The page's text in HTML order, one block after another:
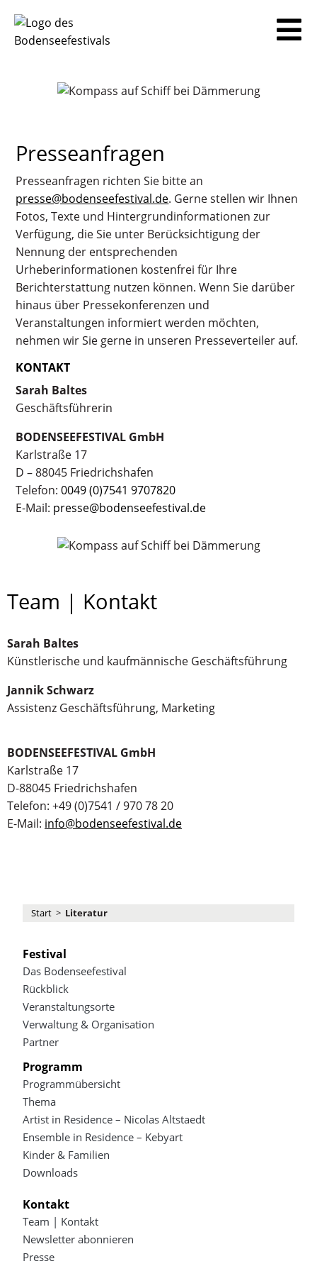
Presseanfragen
Presseanfragen richten Sie bitte an
presse@bodenseefestival.de. Gerne stellen wir Ihnen
Fotos, Texte und Hintergrundinformationen zur
Verfügung, die Sie unter Berücksichtigung der
Nennung der entsprechenden
Urheberinformationen kostenfrei für Ihre
Berichterstattung nutzen können. Wenn Sie darüber
hinaus über Pressekonferenzen und
Veranstaltungen informiert werden möchten,
nehmen wir Sie gerne in unseren Presseverteiler auf.
KONTAKT
Sarah Baltes
Geschäftsführerin
BODENSEEFESTIVAL GmbH
Karlstraße 17
D – 88045 Friedrichshafen
Telefon:0049 (0)7541 9707820
E-Mail: presse@bodenseefestival.de
Team | Kontakt
Sarah Baltes
Künstlerische und kaufmännische Geschäftsführung
Jannik Schwarz
Assistenz Geschäftsführung, Marketing
BODENSEEFESTIVAL GmbH
Karlstraße 17
D-88045 Friedrichshafen
Telefon: +49 (0)7541 / 970 78 20
E-Mail: info@bodenseefestival.de
Start > Literatur
Festival
Das Bodenseefestival
Rückblick
Veranstaltungsorte
Verwaltung & Organisation
Partner
Programm
Programmübersicht
Thema
Artist in Residence – Nicolas Altstaedt
Ensemble in Residence – Kebyart
Kinder & Familien
Downloads
Kontakt
Team | Kontakt
Newsletter abonnieren
Presse